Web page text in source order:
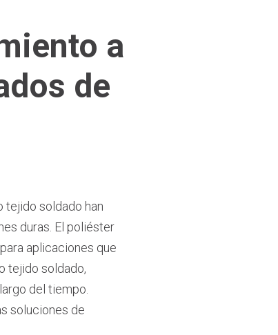
a
de
tejido soldado han
duras. El poliéster
aplicaciones que
tejido soldado,
del tiempo.
soluciones de